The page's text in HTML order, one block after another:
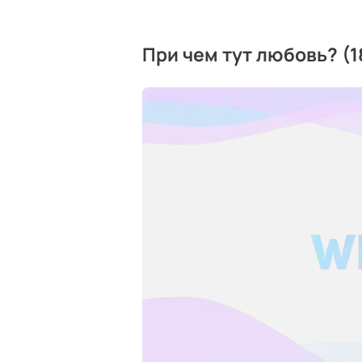
При чем тут любовь?